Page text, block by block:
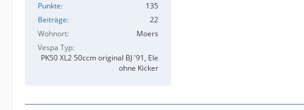
Punkte
135
Beiträge
22
Wohnort
Moers
Vespa Typ
PK50 XL2 50ccm original BJ '91, Ele
ohne Kicker